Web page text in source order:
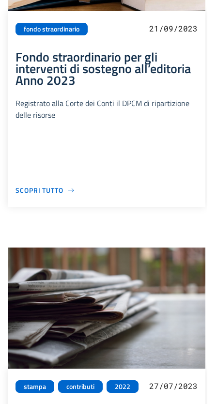
fondo straordinario 21/09/2023
Fondo straordinario per gli
interventi di sostegno all’editoria
Anno 2023
Registrato alla Corte dei Conti il DPCM di ripartizione
delle risorse
SCOPRI TUTTO
stampa contributi 2022 27/07/2023